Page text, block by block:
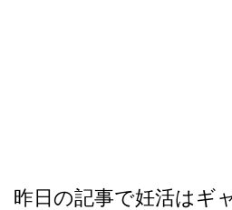
昨日の記事で妊活はギ